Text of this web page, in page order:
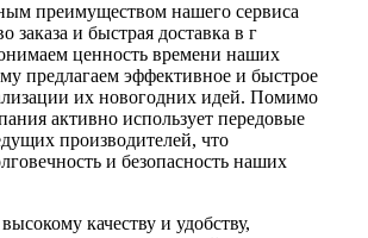
преимуществом нашего сервиса
заказа и быстрая доставка в г
ценность времени наших
предлагаем эффективное и быстрое
их новогодних идей. Помимо
активно использует передовые
производителей, что
и безопасность наших
качеству и удобству,